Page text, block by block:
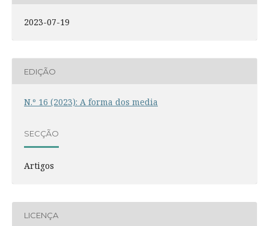
2023-07-19
EDIÇÃO
N.º 16 (2023): A forma dos media
SECÇÃO
Artigos
LICENÇA